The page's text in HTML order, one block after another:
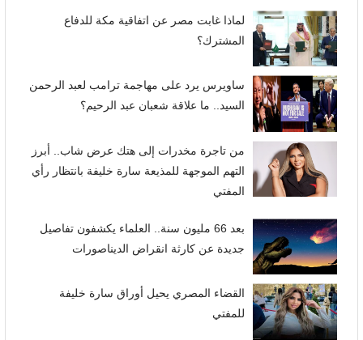
لماذا غابت مصر عن اتفاقية مكة للدفاع
المشترك؟
ساويرس يرد على مهاجمة ترامب لعبد الرحمن
السيد.. ما علاقة شعبان عبد الرحيم؟
من تاجرة مخدرات إلى هتك عرض شاب.. أبرز
التهم الموجهة للمذيعة سارة خليفة بانتظار رأي
المفتي
بعد 66 مليون سنة.. العلماء يكشفون تفاصيل
جديدة عن كارثة انقراض الديناصورات
القضاء المصري يحيل أوراق سارة خليفة
للمفتي